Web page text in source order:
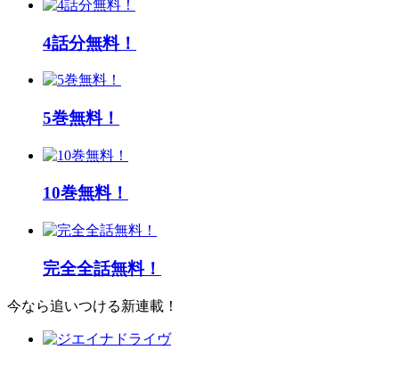
4話分無料！
5巻無料！
10巻無料！
完全全話無料！
今なら追いつける新連載！